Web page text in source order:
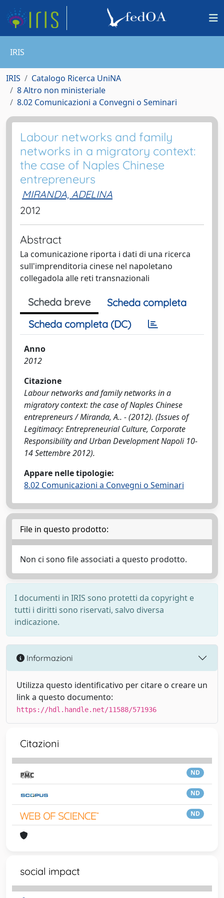
IRIS
IRIS
Catalogo Ricerca UniNA
8 Altro non ministeriale
8.02 Comunicazioni a Convegni o Seminari
Labour networks and family
networks in a migratory context:
the case of Naples Chinese
entrepreneurs
MIRANDA, ADELINA
2012
Abstract
La comunicazione riporta i dati di una ricerca
sull'imprenditoria cinese nel napoletano
collegadola alle reti transnazionali
Scheda breve
Scheda completa
Scheda completa (DC)
Anno
2012
Citazione
Labour networks and family networks in a
migratory context: the case of Naples Chinese
entrepreneurs / Miranda, A.. - (2012). (Issues of
Legitimacy: Entrepreneurial Culture, Corporate
Responsibility and Urban Development Napoli 10-
14 Settembre 2012).
Appare nelle tipologie:
8.02 Comunicazioni a Convegni o Seminari
File in questo prodotto:
Non ci sono file associati a questo prodotto.
I documenti in IRIS sono protetti da copyright e
tutti i diritti sono riservati, salvo diversa
indicazione.
Informazioni
Utilizza questo identificativo per citare o creare un
link a questo documento:
https://hdl.handle.net/11588/571936
Citazioni
ND
ND
ND
social impact